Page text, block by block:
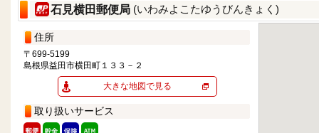
石見横田郵便局 (いわみよこたゆうびんきょく)
住所
〒699-5199
島根県益田市横田町１３３－２
大きな地図で見る
取り扱いサービス